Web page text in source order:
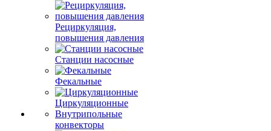
Рециркуляция,
повышения давления
Станции насосные
Фекальные
Циркуляционные
Внутрипольные
конвекторы